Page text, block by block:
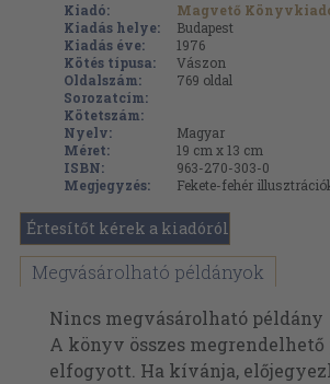
Kiadó:
Magvető
Kiadás helye:
Budapest
Kiadás éve:
1976
Kötés típusa:
Vászon
Oldalszám:
769 oldal
Sorozatcím:
Kötetszám:
Nyelv:
Magyar
Méret:
19 cm x 13 cm
ISBN:
963-270-303-0
Megjegyzés:
Fekete-fehér
Értesítőt kérek a kiadóról
Megvásárolható példányok
Nincs megvásárolható példány
A könyv összes megrendelhető
elfogyott. Ha kívánja,